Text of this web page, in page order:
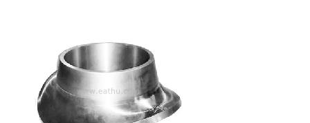
UNS31500, UNS32750, UNS32760, 1.4462,1.4410,1.4501 y etc
Acero para tuberías: A694 F42, A694F52, A694 F60, A694
F65, A694 F70, A694 F80, etc.
Aleación de níquel: inconel600, inconel625, inconel690,